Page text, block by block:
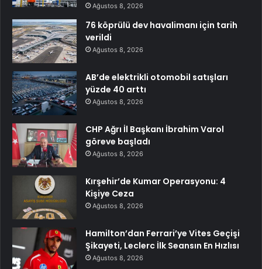
Ağustos 8, 2026
76 köprülü dev havalimanı için tarih
verildi
Ağustos 8, 2026
AB’de elektrikli otomobil satışları
yüzde 40 arttı
Ağustos 8, 2026
CHP Ağrı İl Başkanı İbrahim Varol
göreve başladı
Ağustos 8, 2026
Kırşehir’de Kumar Operasyonu: 4
Kişiye Ceza
Ağustos 8, 2026
Hamilton’dan Ferrari’ye Vites Geçişi
Şikayeti, Leclerc İlk Seansın En Hızlısı
Ağustos 8, 2026